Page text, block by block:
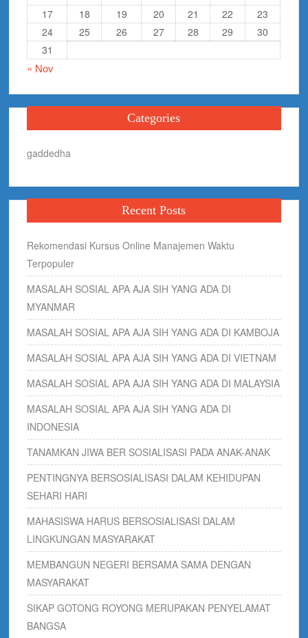
17
18 19 20 21 22
23
24
25 26 27 28 29
30
31
« Nov
Categories
gaddedha
Recent Posts
Rekomendasi Kursus Online Manajemen Waktu
Terpopuler
MASALAH SOSIAL APA AJA SIH YANG ADA DI
MYANMAR
MASALAH SOSIAL APA AJA SIH YANG ADA DI KAMBOJA
MASALAH SOSIAL APA AJA SIH YANG ADA DI VIETNAM
MASALAH SOSIAL APA AJA SIH YANG ADA DI MALAYSIA
MASALAH SOSIAL APA AJA SIH YANG ADA DI
INDONESIA
TANAMKAN JIWA BER SOSIALISASI PADA ANAK-ANAK
PENTINGNYA BERSOSIALISASI DALAM KEHIDUPAN
SEHARI HARI
MAHASISWA HARUS BERSOSIALISASI DALAM
LINGKUNGAN MASYARAKAT
MEMBANGUN NEGERI BERSAMA SAMA DENGAN
MASYARAKAT
SIKAP GOTONG ROYONG MERUPAKAN PENYELAMAT
BANGSA